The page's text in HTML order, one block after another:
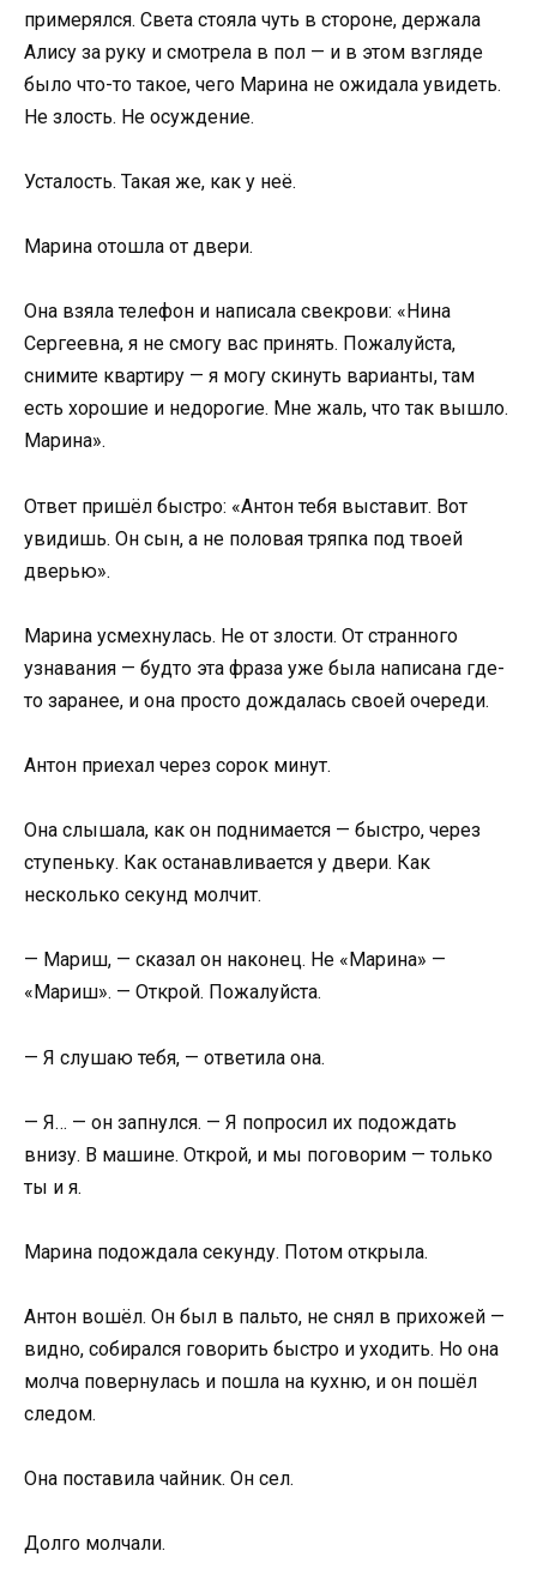
примерялся. Света стояла чуть в стороне, держала
Алису за руку и смотрела в пол — и в этом взгляде
было что-то такое, чего Марина не ожидала увидеть.
Не злость. Не осуждение.
Усталость. Такая же, как у неё.
Марина отошла от двери.
Она взяла телефон и написала свекрови: «Нина
Сергеевна, я не смогу вас принять. Пожалуйста,
снимите квартиру — я могу скинуть варианты, там
есть хорошие и недорогие. Мне жаль, что так вышло.
Марина».
Ответ пришёл быстро: «Антон тебя выставит. Вот
увидишь. Он сын, а не половая тряпка под твоей
дверью».
Марина усмехнулась. Не от злости. От странного
узнавания — будто эта фраза уже была написана где-
то заранее, и она просто дождалась своей очереди.
Антон приехал через сорок минут.
Она слышала, как он поднимается — быстро, через
ступеньку. Как останавливается у двери. Как
несколько секунд молчит.
— Мариш, — сказал он наконец. Не «Марина» —
«Мариш». — Открой. Пожалуйста.
— Я слушаю тебя, — ответила она.
— Я… — он запнулся. — Я попросил их подождать
внизу. В машине. Открой, и мы поговорим — только
ты и я.
Марина подождала секунду. Потом открыла.
Антон вошёл. Он был в пальто, не снял в прихожей —
видно, собирался говорить быстро и уходить. Но она
молча повернулась и пошла на кухню, и он пошёл
следом.
Она поставила чайник. Он сел.
Долго молчали.